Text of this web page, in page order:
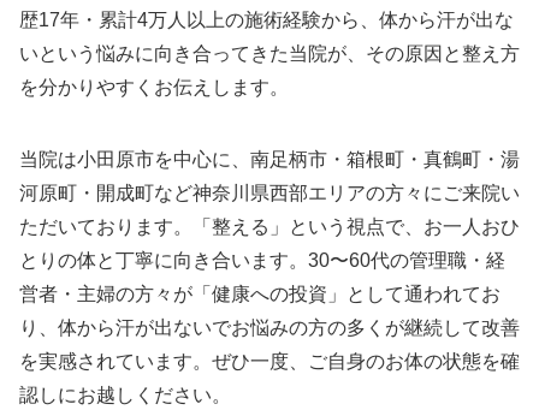
歴17年・累計4万人以上の施術経験から、体から汗が出な
いという悩みに向き合ってきた当院が、その原因と整え方
を分かりやすくお伝えします。
当院は小田原市を中心に、南足柄市・箱根町・真鶴町・湯
河原町・開成町など神奈川県西部エリアの方々にご来院い
ただいております。「整える」という視点で、お一人おひ
とりの体と丁寧に向き合います。30〜60代の管理職・経
営者・主婦の方々が「健康への投資」として通われてお
り、体から汗が出ないでお悩みの方の多くが継続して改善
を実感されています。ぜひ一度、ご自身のお体の状態を確
認しにお越しください。